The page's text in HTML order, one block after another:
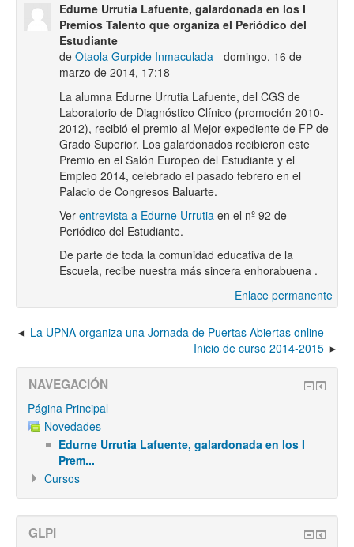
Edurne Urrutia Lafuente, galardonada en los I
Premios Talento que organiza el Periódico del
Estudiante
de Otaola Gurpide Inmaculada - domingo, 16 de
marzo de 2014, 17:18
La alumna Edurne Urrutia Lafuente, del CGS de
Laboratorio de Diagnóstico Clínico (promoción 2010-
2012), recibió el premio al Mejor expediente de FP de
Grado Superior. Los galardonados recibieron este
Premio en el Salón Europeo del Estudiante y el
Empleo 2014, celebrado el pasado febrero en el
Palacio de Congresos Baluarte.
Ver entrevista a Edurne Urrutia en el nº 92 de
Periódico del Estudiante.
De parte de toda la comunidad educativa de la
Escuela, recibe nuestra más sincera enhorabuena .
Enlace permanente
La UPNA organiza una Jornada de Puertas Abiertas online
Inicio de curso 2014-2015
NAVEGACIÓN
Página Principal
Novedades
Edurne Urrutia Lafuente, galardonada en los I
Prem...
Cursos
GLPI